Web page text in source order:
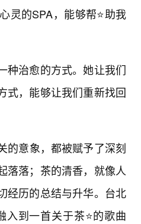
灵的SPA，能够帮⭐助我
种治愈的方式。她让我们
式，能够让我们重新找回
的意象，都被赋予了深刻
落落；茶的清香，就像人
经历的总结与升华。台北
到一首关于茶⭐的歌曲